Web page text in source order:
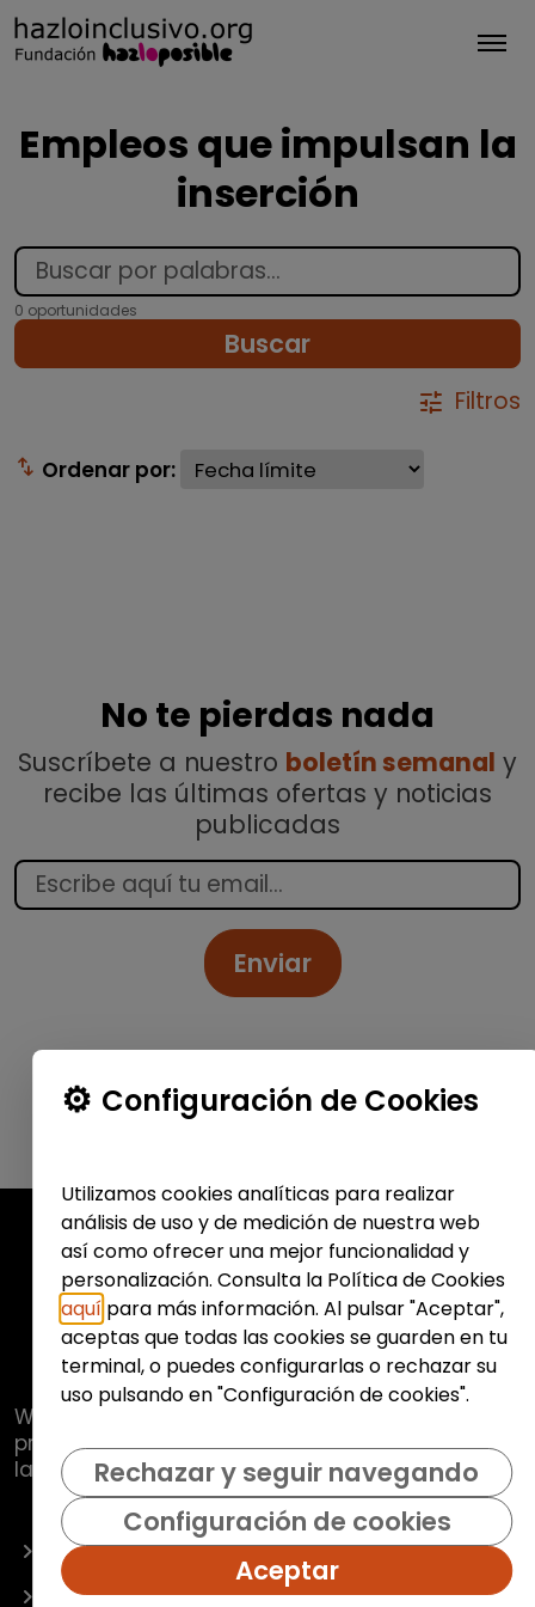
Empleos que impulsan la
inserción
0 oportunidades
Buscar
tune Filtros
swap_vert Ordenar por:
No te pierdas nada
Suscríbete a nuestro boletín semanal y
recibe las últimas ofertas y noticias
publicadas
Enviar
Web de
pretende promover y fomentar la inclusión
laboral de colectivos vulnerables.
OFERTAS
EMPRESAS
Configuración de Cookies
Utilizamos cookies analíticas para realizar
análisis de uso y de medición de nuestra web
así como ofrecer una mejor funcionalidad y
personalización. Consulta la Política de Cookies
aquí para más información. Al pulsar "Aceptar",
aceptas que todas las cookies se guarden en tu
terminal, o puedes configurarlas o rechazar su
uso pulsando en "Configuración de cookies".
Rechazar y seguir navegando
Configuración de cookies
Aceptar